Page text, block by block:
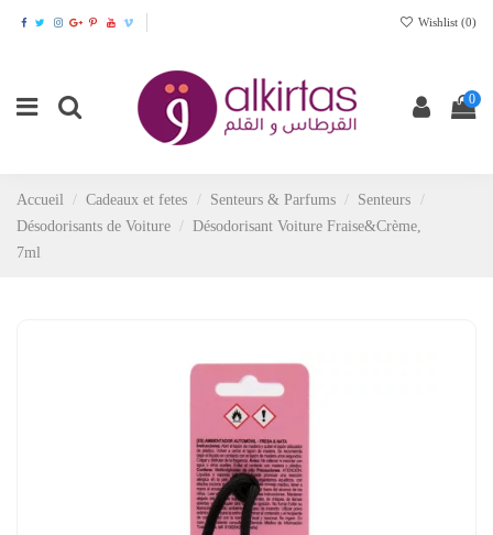
Wishlist (0)
0
Accueil Cadeaux et fetes Senteurs & Parfums
Senteurs
Désodorisants de Voiture
Désodorisant Voiture Fraise&Crème,
7ml